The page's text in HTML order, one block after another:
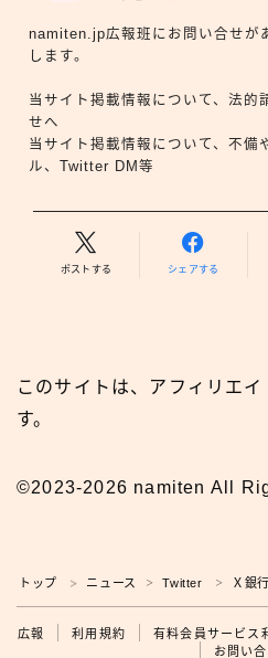
広報
namiten.jp広報班にお問い合せが
します。
当サイト掲載情報について、法
せへ
当サイト掲載情報について、不
ル、Twitter DM等
ポストする シェアする
このサイトは、アフィリエ
す。
©2023-2026 namiten All
トップ ＞ ニュース ＞ Twitter ＞ Ｘ銀
広報 利用規約 有料会員サービス
お問い